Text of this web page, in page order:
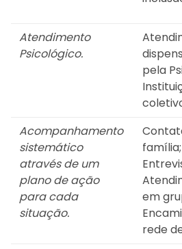
Atendimento
Psicológico.
pela
Acompanhamento
sistemático
através de um
plano de ação
para cada
situação.
família;
em
rede